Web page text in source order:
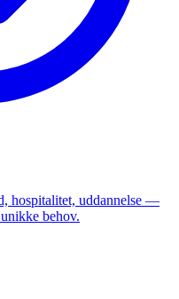
hospitalitet, uddannelse —
behov.